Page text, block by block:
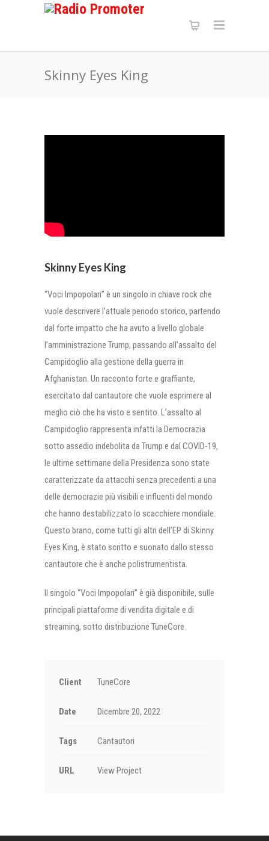
Skinny Eyes King
Skinny Eyes King
“Voci Impopolari” è un singolo in chiave rock che
vuole descrivere l’attuale periodo storico, partendo
dal forte impatto che ha avuto a livello globale
l’amministrazione Trump, passando all’assalto del
Campidoglio alla gestione della guerra in
Afghanistan. Un racconto forte e graffiante,
esercitato dal cantautore che vuole esprimere al
meglio ciò che ha visto e sentito. L’assalto al
Campidoglio rappresenta infatti la Democrazia
sotto assedio indebolita da Trump e dal COVID-19,
le ultime settimane della Presidenza sono state
caratterizzate da attacchi senza precedenti a una
delle democrazie più visibili e influenti del mondo
che hanno destabilizzato lo scacchiere mondiale.
Questo brano, come tutti gli altri dell’EP di Skinny
Eyes King, è stato scritto e suonato dallo stesso
cantautore che è anche polistrumentista.
Il singolo “Voci Impopolari” è già disponibile, sulle
principali piattaforme di vendita digitale e di
streaming, sotto distribuzione TuneCore.
Client TuneCore
Date Dicembre 20, 2022
Tags Cantautori
URL View Project